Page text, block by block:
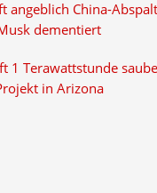
angeblich China-
dementiert
1 Terawattstunde
in Arizona